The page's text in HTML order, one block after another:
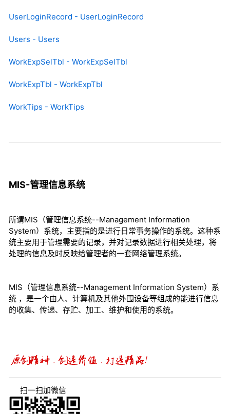
UserLoginRecord - UserLoginRecord
Users - Users
WorkExpSelTbl - WorkExpSelTbl
WorkExpTbl - WorkExpTbl
WorkTips - WorkTips
MIS-管理信息系统
所谓MIS（管理信息系统--Management Information
System）系统，主要指的是进行日常事务操作的系统。这种系
统主要用于管理需要的记录，并对记录数据进行相关处理，将
处理的信息及时反映给管理者的一套网络管理系统。
MIS（管理信息系统--Management Information System）系
统 ，是一个由人、计算机及其他外围设备等组成的能进行信息
的收集、传递、存贮、加工、维护和使用的系统。
扫一扫加微信